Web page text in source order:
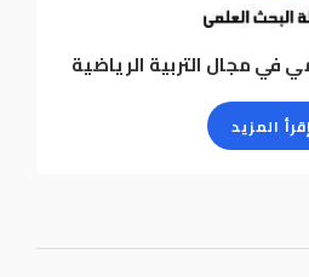
في مجال التربية الرياضية
إقرأ المزيد